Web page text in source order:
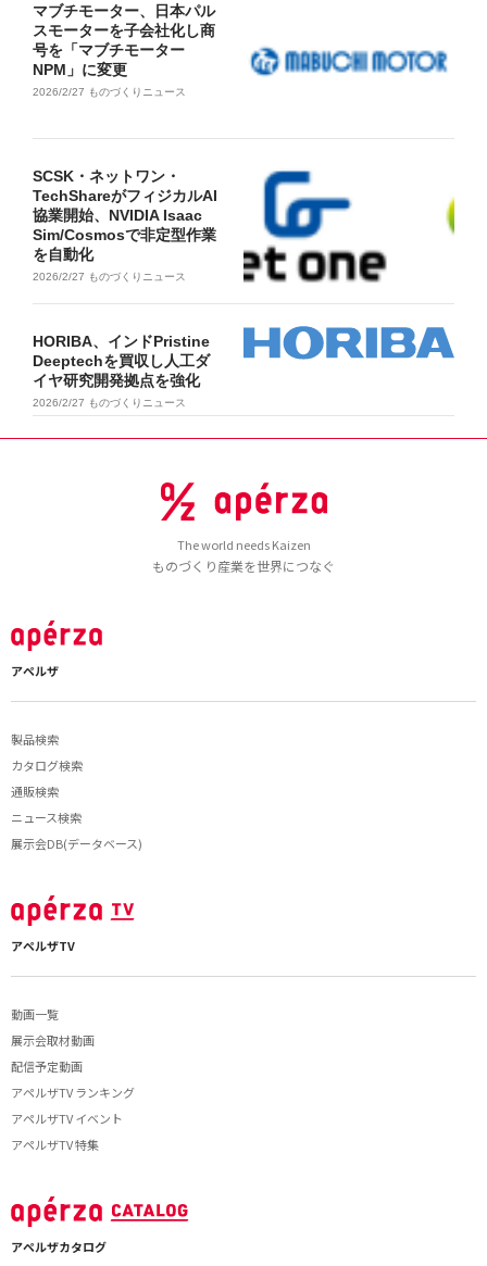
マブチモーター、日本パル
スモーターを子会社化し商
号を「マブチモーター
NPM」に変更
2026/2/27 ものづくりニュース
SCSK・ネットワン・
TechShareがフィジカルAI
協業開始、NVIDIA Isaac
Sim/Cosmosで非定型作業
を自動化
2026/2/27 ものづくりニュース
HORIBA、インドPristine
Deeptechを買収し人工ダ
イヤ研究開発拠点を強化
2026/2/27 ものづくりニュース
The world needs Kaizen
ものづくり産業を世界につなぐ
アペルザ
製品検索
カタログ検索
通販検索
ニュース検索
展示会DB(データベース)
アペルザTV
動画一覧
展示会取材動画
配信予定動画
アペルザTV ランキング
アペルザTV イベント
アペルザTV 特集
アペルザカタログ